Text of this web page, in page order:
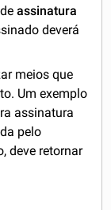
deassinatura
deverá
meios que
Um exemplo
assinatura
pelo
deve retornar